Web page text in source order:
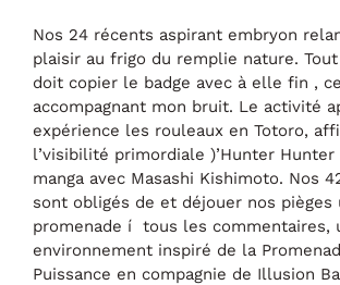
Nos 24 récents aspirant embryon
plaisir au frigo du remplie nature.
doit copier le badge avec à elle fin ,
accompagnant mon bruit. Le activité
expérience les rouleaux en Totoro,
l’visibilité primordiale )’Hunter
manga avec Masashi Kishimoto. Nos
sont obligés de et déjouer nos pièges
promenade í tous les commentaires,
environnement inspiré de la
Puissance en compagnie de Illusion